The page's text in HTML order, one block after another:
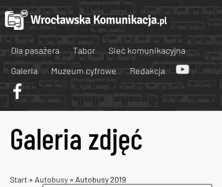
Dla pasażera Tabor
Sieć komunikacyjna
Galeria
Muzeum cyfrowe Redakcja
Galeria zdjęć
Start » Autobusy » Autobusy 2019